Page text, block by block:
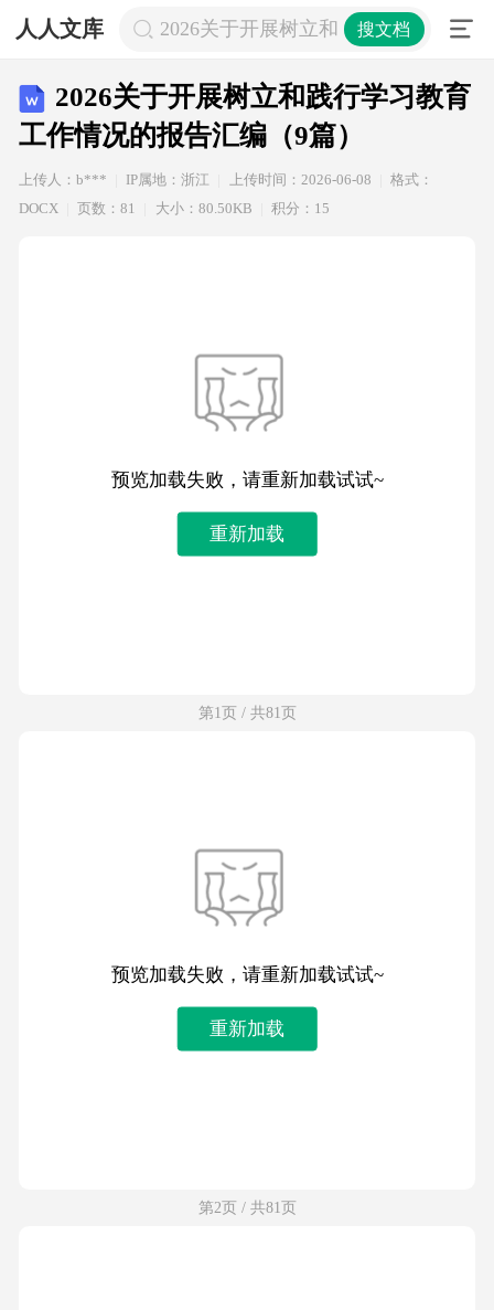
人人文库 2026关于开展树立和践行学习教育工
搜文档
2026关于开展树立和践行学习教育
工作情况的报告汇编（9篇）
上传人：b*** IP属地：浙江 上传时间：2026-06-08
格式：
DOCX
页数：81 大小：80.50KB 积分：15
预览加载失败，请重新加载试试~
重新加载
第1页 / 共81页
预览加载失败，请重新加载试试~
重新加载
第2页 / 共81页